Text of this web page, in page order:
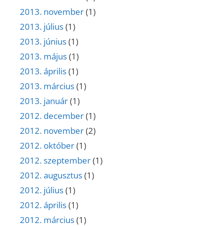
2013. november(1)
2013. július(1)
2013. június(1)
2013. május(1)
2013. április(1)
2013. március(1)
2013. január(1)
2012. december(1)
2012. november(2)
2012. október(1)
2012. szeptember(1)
2012. augusztus(1)
2012. július(1)
2012. április(1)
2012. március(1)